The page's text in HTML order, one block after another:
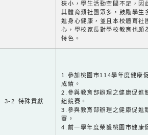
狹小，學生活動空間不足，因
其體育類社團眾多，鼓勵學生
進身心健康，並且本校體育社
心，學校家長對學校教育也頗
特色。
3-2 特殊貢獻
1.參加桃園市114學年度健康
成績。
2.參與教育部辦理之健康促進
組競賽。
3.參與教育部辦理之健康促進
賽。
4.前一學年度榮獲桃園市健康